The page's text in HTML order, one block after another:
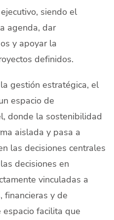
siendo el
agenda, dar
y apoyar la
definidos.
gestión estratégica, el
espacio de
donde la sostenibilidad
aislada y pasa a
las decisiones centrales
decisiones en
vinculadas a
financieras y de
facilita que